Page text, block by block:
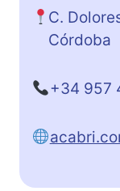
C.
Córdoba
+34 957